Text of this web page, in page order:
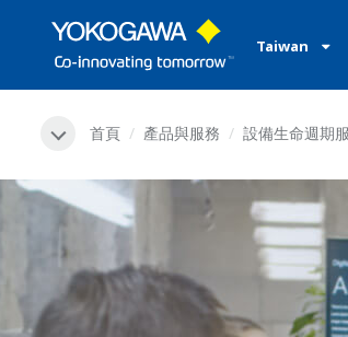
Taiwan
首頁 產品與服務 設備生命週期